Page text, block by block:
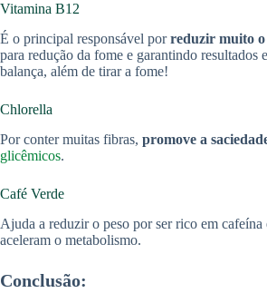
Vitamina B12
É o principal responsável porreduzir muito o
para redução da fome e garantindo resultados
balança, além de tirar a fome!
Chlorella
Por conter muitas fibras, promove a
glicêmicos.
Café Verde
Ajuda a reduzir o peso por ser rico em cafeína
aceleram o metabolismo.
Conclusão: